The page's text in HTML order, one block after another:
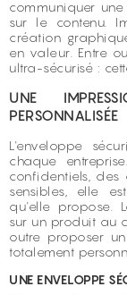
communiquer
sur le contenu.
création
en valeur. Entre
ultra-sécurisé :
UNE
PERSONNALISÉE
L'enveloppe
chaque
confidentiels, des
sensibles, elle
qu'elle propose.
sur un produit au
outre proposer
totalement
UNE ENVELOPPE